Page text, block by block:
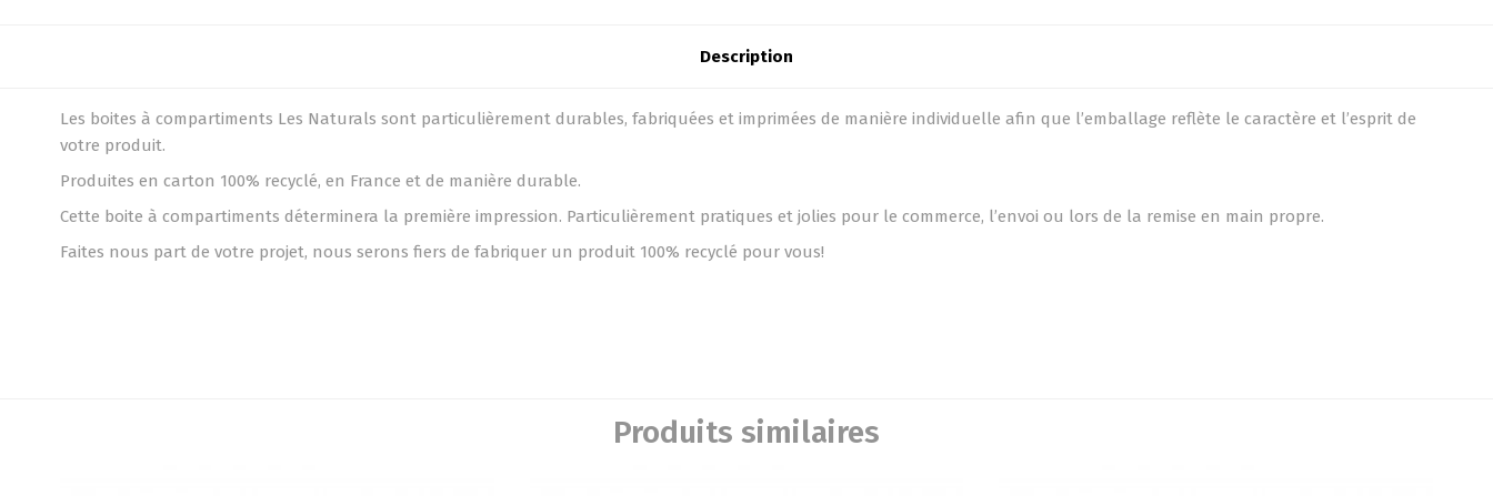
Description
Les boites à compartiments Les Naturals sont particulièrement durables, fabriquées et imprimées de manière individuelle afin que l’emballage reflète le caractère et l’esprit de
votre produit.
Produites en carton 100% recyclé, en France et de manière durable.
Cette boite à compartiments déterminera la première impression. Particulièrement pratiques et jolies pour le commerce, l’envoi ou lors de la remise en main propre.
Faites nous part de votre projet, nous serons fiers de fabriquer un produit 100% recyclé pour vous!
Produits similaires